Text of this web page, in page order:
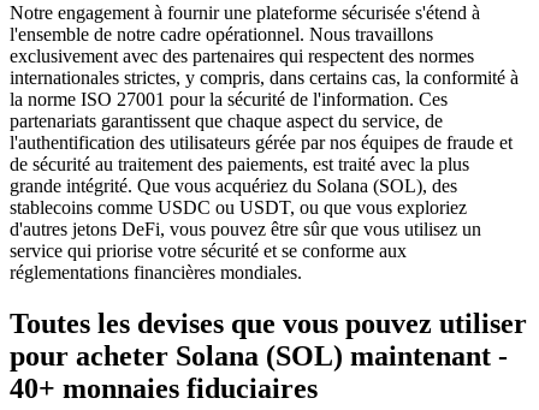
Notre engagement à fournir une plateforme sécurisée s'étend à
l'ensemble de notre cadre opérationnel. Nous travaillons
exclusivement avec des partenaires qui respectent des normes
internationales strictes, y compris, dans certains cas, la conformité à
la norme ISO 27001 pour la sécurité de l'information. Ces
partenariats garantissent que chaque aspect du service, de
l'authentification des utilisateurs gérée par nos équipes de fraude et
de sécurité au traitement des paiements, est traité avec la plus
grande intégrité. Que vous acquériez du Solana (SOL), des
stablecoins comme USDC ou USDT, ou que vous exploriez
d'autres jetons DeFi, vous pouvez être sûr que vous utilisez un
service qui priorise votre sécurité et se conforme aux
réglementations financières mondiales.
Toutes les devises que vous pouvez utiliser
pour acheter Solana (SOL) maintenant -
40+ monnaies fiduciaires